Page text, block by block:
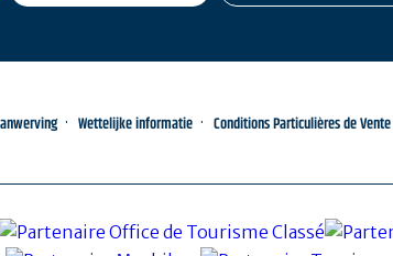
Wettelijke informatie Conditions Particulières de Vente